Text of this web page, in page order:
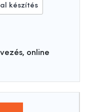
készítés
online